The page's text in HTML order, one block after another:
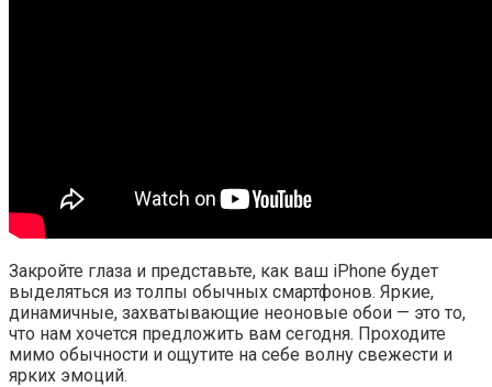
Закройте глаза и представьте, как ваш iPhone будет
выделяться из толпы обычных смартфонов. Яркие,
динамичные, захватывающие неоновые обои — это то,
что нам хочется предложить вам сегодня. Проходите
мимо обычности и ощутите на себе волну свежести и
ярких эмоций.